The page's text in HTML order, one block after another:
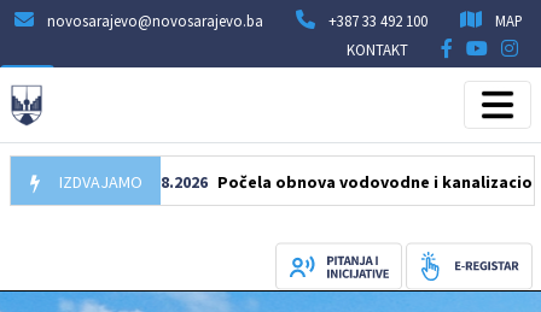
novosarajevo@novosarajevo.ba +387 33 492 100
MAP
KONTAKT
IZDVAJAMO
05.08.2026 Počela obnova vodovodne i kanalizacione